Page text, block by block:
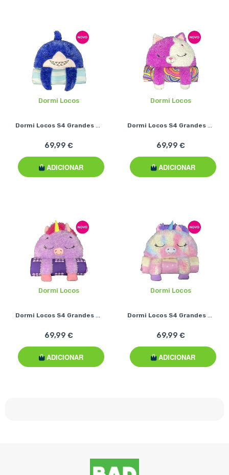
Dormi Locos
Dormi Locos S4 Grandes - Tubarão Azul
69,99 €
ADICIONAR
Dormi Locos
Dormi Locos S4 Grandes - Gato Rosa
69,99 €
ADICIONAR
Dormi Locos
Dormi Locos S4 Grandes - Unicórnio Roxo
69,99 €
ADICIONAR
Dormi Locos
Dormi Locos S4 Grandes - Unicórnio Arco-Íris
69,99 €
ADICIONAR